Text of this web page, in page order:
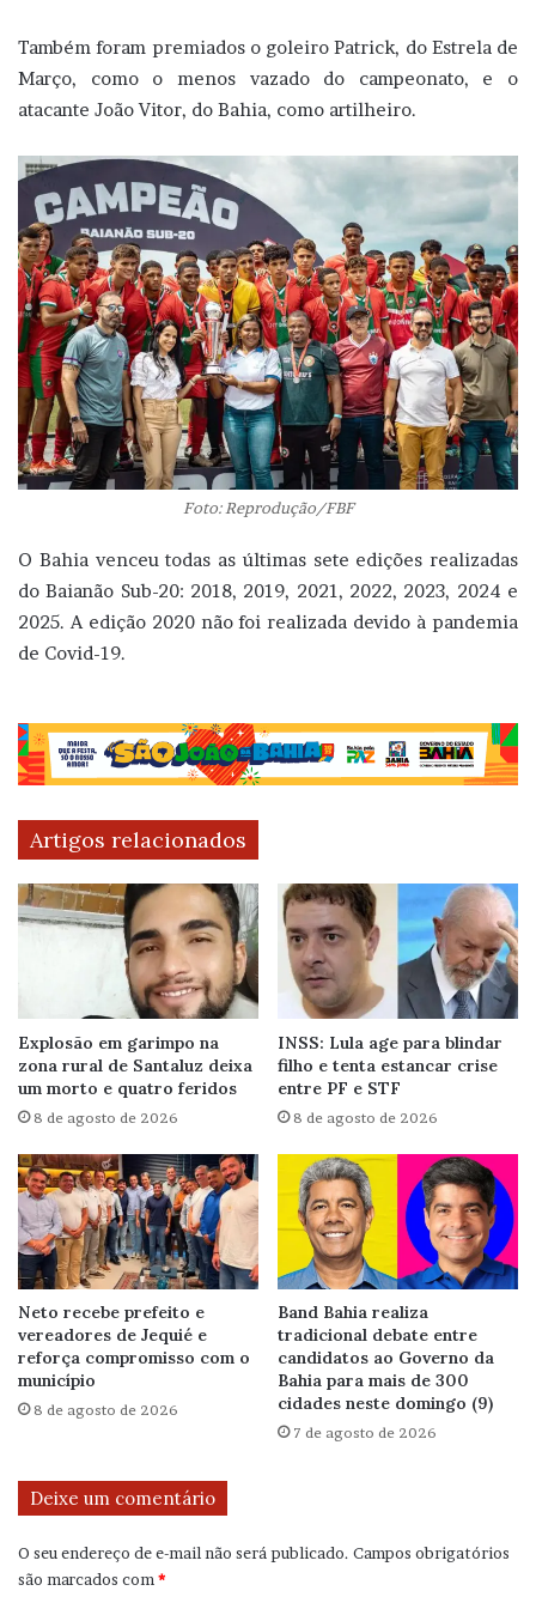
Também foram premiados o goleiro Patrick, do Estrela de
Março, como o menos vazado do campeonato, e o
atacante João Vitor, do Bahia, como artilheiro.
Foto: Reprodução/FBF
O Bahia venceu todas as últimas sete edições realizadas
do Baianão Sub-20: 2018, 2019, 2021, 2022, 2023, 2024 e
2025. A edição 2020 não foi realizada devido à pandemia
de Covid-19.
Artigos relacionados
Explosão em garimpo na
zona rural de Santaluz deixa
um morto e quatro feridos
8 de agosto de 2026
INSS: Lula age para blindar
filho e tenta estancar crise
entre PF e STF
8 de agosto de 2026
Neto recebe prefeito e
vereadores de Jequié e
reforça compromisso com o
município
8 de agosto de 2026
Band Bahia realiza
tradicional debate entre
candidatos ao Governo da
Bahia para mais de 300
cidades neste domingo (9)
7 de agosto de 2026
Deixe um comentário
O seu endereço de e-mail não será publicado. Campos obrigatórios
são marcados com *